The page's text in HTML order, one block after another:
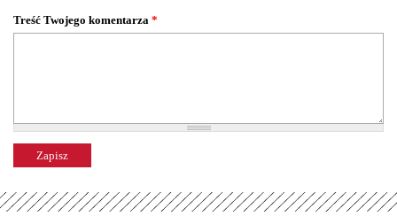
y
Treść Twojego komentarza *